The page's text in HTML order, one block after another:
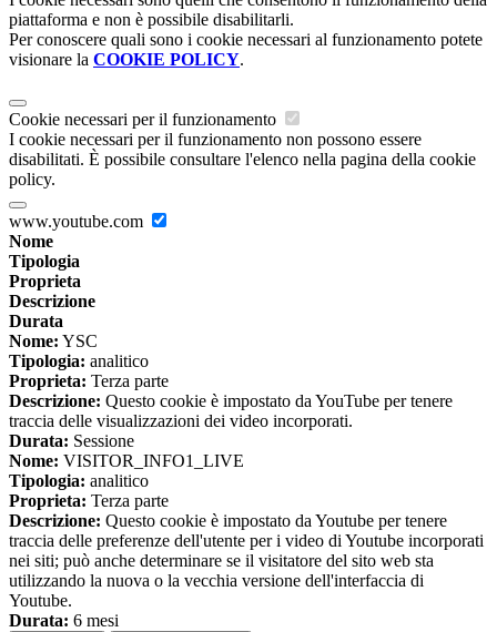
piattaforma e non è possibile disabilitarli.
Per conoscere quali sono i cookie necessari al funzionamento potete
visionare la COOKIE POLICY.
Cookie necessari per il funzionamento
I cookie necessari per il funzionamento non possono essere
disabilitati. È possibile consultare l'elenco nella pagina della cookie
policy.
www.youtube.com
Nome
Tipologia
Proprieta
Descrizione
Durata
Nome: YSC
Tipologia: analitico
Proprieta: Terza parte
Descrizione: Questo cookie è impostato da YouTube per tenere
traccia delle visualizzazioni dei video incorporati.
Durata: Sessione
Nome: VISITOR_INFO1_LIVE
Tipologia: analitico
Proprieta: Terza parte
Descrizione: Questo cookie è impostato da Youtube per tenere
traccia delle preferenze dell'utente per i video di Youtube incorporati
nei siti; può anche determinare se il visitatore del sito web sta
utilizzando la nuova o la vecchia versione dell'interfaccia di
Youtube.
Durata: 6 mesi